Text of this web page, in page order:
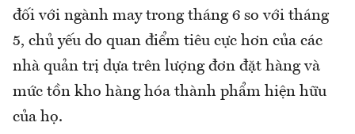
đối với ngành may trong tháng 6 so với tháng
5, chủ yếu do quan điểm tiêu cực hơn của các
nhà quản trị dựa trên lượng đơn đặt hàng và
mức tồn kho hàng hóa thành phẩm hiện hữu
của họ.